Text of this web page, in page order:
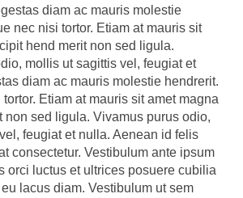
diam ac mauris molestie
nec nisi tortor. Etiam at mauris sit
hend merit non sed ligula.
mollis ut sagittis vel, feugiat et
diam ac mauris molestie hendrerit.
Etiam at mauris sit amet magna
non sed ligula. Vivamus purus odio,
feugiat et nulla. Aenean id felis
consectetur. Vestibulum ante ipsum
orci luctus et ultrices posuere cubilia
lacus diam. Vestibulum ut sem